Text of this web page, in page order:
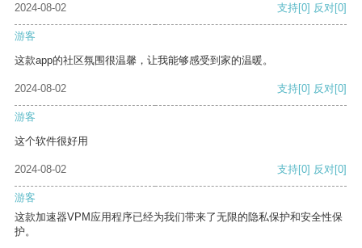
2024-08-02 支持[0] 反对[0]
游客
这款app的社区氛围很温馨，让我能够感受到家的温暖。
2024-08-02 支持[0] 反对[0]
游客
这个软件很好用
2024-08-02 支持[0] 反对[0]
游客
这款加速器VPM应用程序已经为我们带来了无限的隐私保护和安全性保
护。